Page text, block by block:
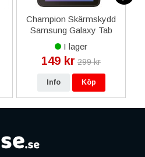
Champion Skärmskydd
Samsung Galaxy Tab
Active Pro 10.1"-tum
I lager
149 kr 299 kr
Info Köp